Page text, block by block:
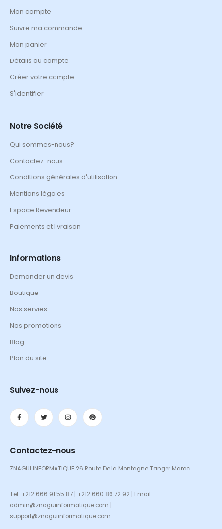
Mon compte
Suivre ma commande
Mon panier
Détails du compte
Créer votre compte
S'identifier
Notre Société
Qui sommes-nous?
Contactez-nous
Conditions générales d'utilisation
Mentions légales
Espace Revendeur
Paiements et livraison
Informations
Demander un devis
Boutique
Nos servies
Nos promotions
Blog
Plan du site
Suivez-nous
Contactez-nous
ZNAGUI INFORMATIQUE 26 Route De la Montagne Tanger Maroc
Tel: +212 666 91 55 87 | +212 660 86 72 92 | Email:
admin@znaguiinformatique.com |
support@znaguiinformatique.com